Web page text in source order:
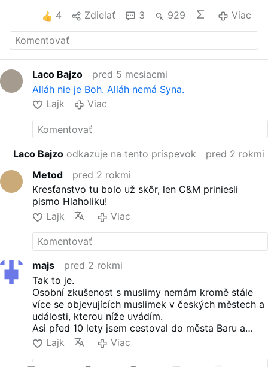
4 Zdielať 3 929 Viac
Laco Bajzo
pred 5 mesiacmi
Alláh nie je Boh. Alláh nemá Syna.
Lajk
Viac
Laco Bajzo odkazuje na tento príspevok
pred 2 rokmi
Metod
pred 2 rokmi
Kresťanstvo tu bolo už skôr, len C&M priniesli
pismo Hlaholiku!
Lajk
Viac
majs
pred 2 rokmi
Tak to je.
Osobní zkušenost s muslimy nemám kromě stále
více se objevujících muslimek v českých městech a
události, kterou níže uvádím.
Asi před 10 lety jsem cestoval do města Baru a
poslední úsek cesty z Podgorice do Baru jsem ve
vlakovém kupé měl za společnost 2 muslimy, kteří
mi pomohli zjistit náhradu za zmeškaný spoj, což
Lajk Viac